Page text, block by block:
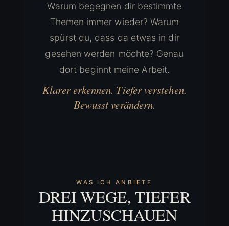
Warum begegnen dir bestimmte
Themen immer wieder? Warum
spürst du, dass da etwas in dir
gesehen werden möchte? Genau
dort beginnt meine Arbeit.
Klarer erkennen. Tiefer verstehen.
Bewusst verändern.
WAS ICH ANBIETE
DREI WEGE, TIEFER
HINZUSCHAUEN